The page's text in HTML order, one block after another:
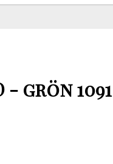
- grön 1091